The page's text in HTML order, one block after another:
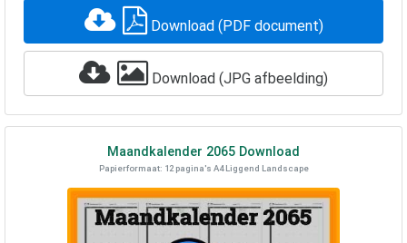
Download (PDF document)
Download (JPG afbeelding)
Maandkalender 2065 Download
Papierformaat: 12 pagina's A4 Liggend Landscape